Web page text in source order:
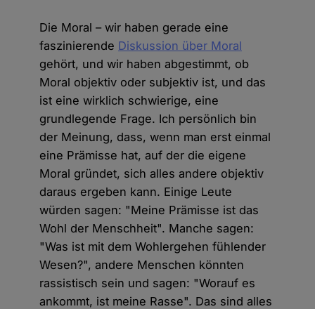
Die Moral – wir haben gerade eine
faszinierende Diskussion über Moral
gehört, und wir haben abgestimmt, ob
Moral objektiv oder subjektiv ist, und das
ist eine wirklich schwierige, eine
grundlegende Frage. Ich persönlich bin
der Meinung, dass, wenn man erst einmal
eine Prämisse hat, auf der die eigene
Moral gründet, sich alles andere objektiv
daraus ergeben kann. Einige Leute
würden sagen: "Meine Prämisse ist das
Wohl der Menschheit". Manche sagen:
"Was ist mit dem Wohlergehen fühlender
Wesen?", andere Menschen könnten
rassistisch sein und sagen: "Worauf es
ankommt, ist meine Rasse". Das sind alles